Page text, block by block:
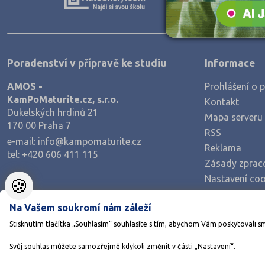
Zemědělské a ekologické
Poradenství v přípravě ke studiu
AMOS -
KamPoMaturite.cz, s.r.o.
Dukelských hrdinů 21
170 00 Praha 7
e-mail: info@kampomaturite.cz
tel: +420 606 411 115
Informace
Prohlášení o
Kontakt
Mapa serveru
RSS
Reklama
Zásady
Nastavení
🍪
Na Vašem soukromí nám záleží
Stisknutím tlačítka „Souhlasím“ souhlasíte s tím, abychom Vám poskytovali
Svůj souhlas můžete samozřejmě kdykoli změnit v části „Nastavení“.